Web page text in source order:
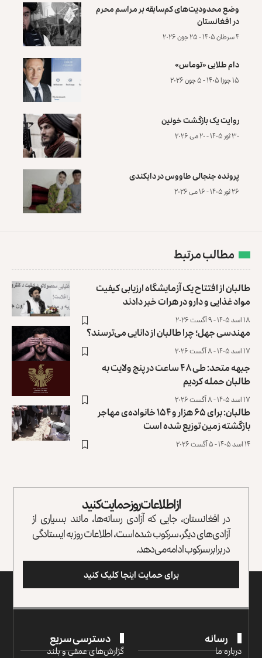
وضع محدودیت‌های کم‌سابقه بر مراسم محرم
در افغانستان
۴ سرطان ۱۴۰۵ - ۲۵ جون ۲۰۲۶
دام طلایی «توماس»
۱۵ جوزا ۱۴۰۵ - ۵ جون ۲۰۲۶
روایت یک بازگشت خونین
۳۰ ثور ۱۴۰۵ - ۲۰ می ۲۰۲۶
پرونده‌ جنجالی طاووس در دایکندی
۲۶ ثور ۱۴۰۵ - ۱۶ می ۲۰۲۶
مطالب مرتبط
طالبان از افتتاح یک آزمایشگاه ارزیابی کیفیت
مواد غذایی و دارو در هرات خبر دادند
۱۸ اسد ۱۴۰۵ - ۹ آگست ۲۰۲۶
مهندسی جهل؛ چرا طالبان از دانایی می‌ترسند؟
۱۷ اسد ۱۴۰۵ - ۸ آگست ۲۰۲۶
جبهه متحد: طی ۴۸ ساعت در پنج ولایت به
طالبان حمله کردیم
۱۷ اسد ۱۴۰۵ - ۸ آگست ۲۰۲۶
طالبان: برای ۶۵ هزار و ۱۵۴ خانواده‌ی مهاجر
بازگشته زمین توزیع ‏شده است
۱۴ اسد ۱۴۰۵ - ۵ آگست ۲۰۲۶
از اطلاعات روز حمایت کنید
در افغانستان، جایی که آزادی رسانه‌ها، مانند بسیاری از
آزادی‌های دیگر، سرکوب شده است، اطلاعات روز به ایستادگی
در برابر سرکوب ادامه می‌دهد.
برای حمایت اینجا کلیک کنید
رسانه
درباره ما
دسترسی سریع
گزارش‌‌های عمقی و بلند